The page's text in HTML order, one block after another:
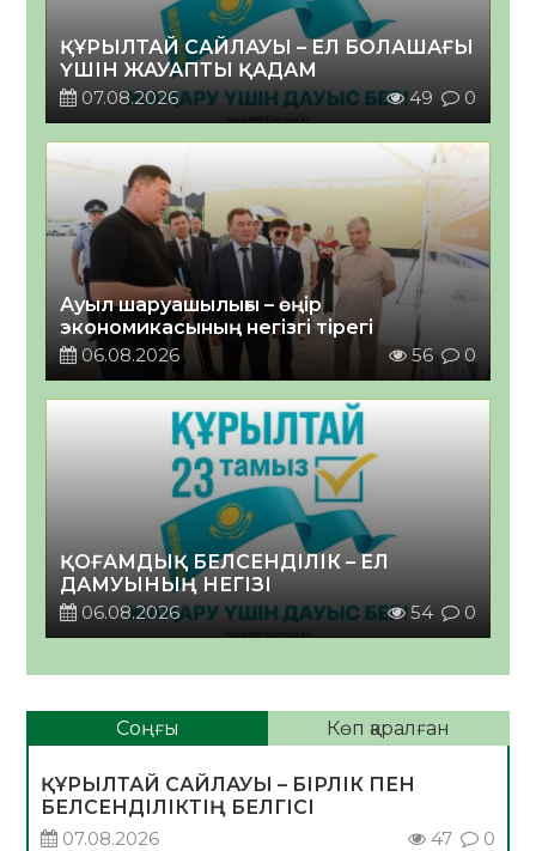
ҚҰРЫЛТАЙ САЙЛАУЫ – ЕЛ БОЛАШАҒЫ
ҮШІН ЖАУАПТЫ ҚАДАМ
07.08.2026
49 0
Ауыл шаруашылығы – өңір
экономикасының негізгі тірегі
06.08.2026
56 0
ҚОҒАМДЫҚ БЕЛСЕНДІЛІК – ЕЛ
ДАМУЫНЫҢ НЕГІЗІ
06.08.2026
54 0
Соңғы Көп қаралған
ҚҰРЫЛТАЙ САЙЛАУЫ – БІРЛІК ПЕН
БЕЛСЕНДІЛІКТІҢ БЕЛГІСІ
07.08.2026
47 0